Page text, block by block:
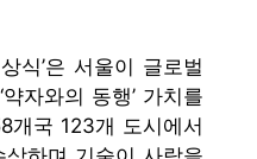
식’은 서울이 글로벌
자와의 동행’ 가치를
개국 123개 도시에서